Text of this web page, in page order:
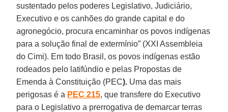
sustentado pelos poderes Legislativo, Judiciário,
Executivo e os canhões do grande capital e do
agronegócio, procura encaminhar os povos indígenas
para a solução final de extermínio” (XXI Assembleia
do Cimi). Em todo Brasil, os povos indígenas estão
rodeados pelo latifúndio e pelas Propostas de
Emenda à Constituição (PEC). Uma das mais
perigosas é a PEC 215, que transfere do Executivo
para o Legislativo a prerrogativa de demarcar terras